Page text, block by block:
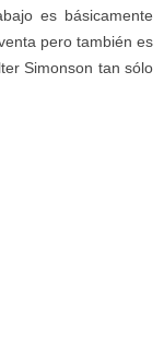
es básicamente
pero también es
Simonson tan sólo